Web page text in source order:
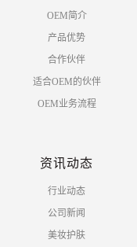
OEM简介
产品优势
合作伙伴
适合OEM的伙伴
OEM业务流程
资讯动态
行业动态
公司新闻
美妆护肤